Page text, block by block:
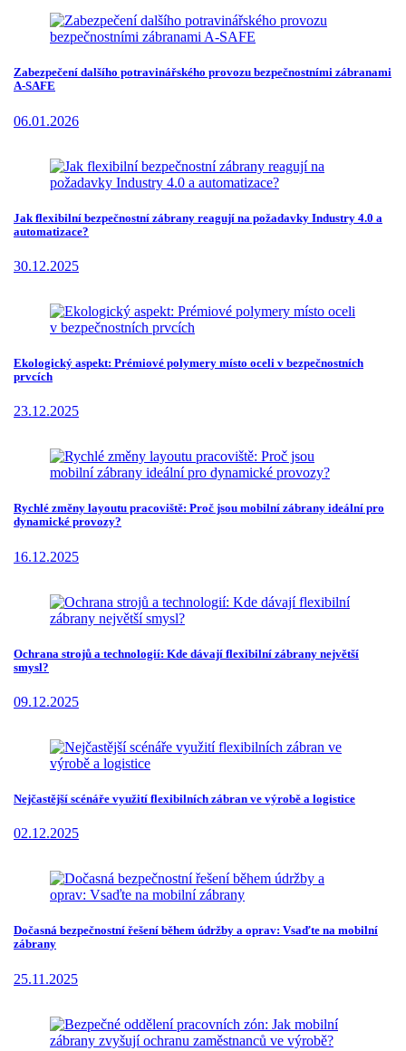
Zabezpečení dalšího potravinářského provozu bezpečnostními zábranami
A-SAFE
06.01.2026
Jak flexibilní bezpečnostní zábrany reagují na požadavky Industry 4.0 a
automatizace?
30.12.2025
Ekologický aspekt: Prémiové polymery místo oceli v bezpečnostních
prvcích
23.12.2025
Rychlé změny layoutu pracoviště: Proč jsou mobilní zábrany ideální pro
dynamické provozy?
16.12.2025
Ochrana strojů a technologií: Kde dávají flexibilní zábrany největší
smysl?
09.12.2025
Nejčastější scénáře využití flexibilních zábran ve výrobě a logistice
02.12.2025
Dočasná bezpečnostní řešení během údržby a oprav: Vsaďte na mobilní
zábrany
25.11.2025